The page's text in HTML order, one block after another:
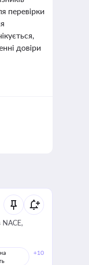
перевірки
довіри
NACE,
+10